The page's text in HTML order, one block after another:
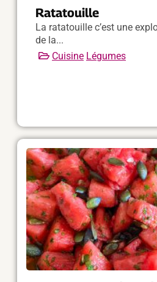
Ratatouille
La ratatouille c’est une
de la...
Cuisine Légumes